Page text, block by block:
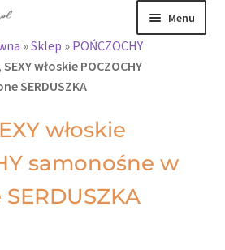
Menu
»Sklep » POŃCZOCHY
włoskie POCZOCHY
SERDUSZKA
włoskie
samonośne w